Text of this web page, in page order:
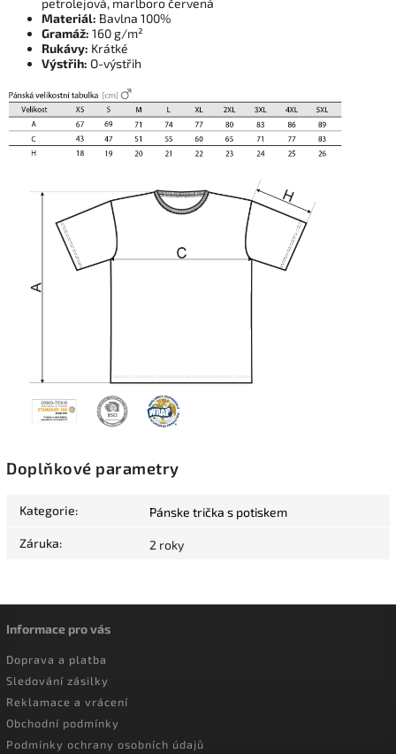
petrolejová, marlboro červená
Materiál: Bavlna 100%
Gramáž: 160 g/m²
Rukávy: Krátké
Výstřih: O-výstřih
Doplňkové parametry
Kategorie: Pánske trička s potiskem
Záruka: 2 roky
Informace pro vás
Doprava a platba
Sledování zásilky
Reklamace a vrácení
Obchodní podmínky
Podmínky ochrany osobních údajů